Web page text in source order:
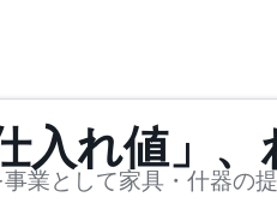
入れ値」、
業として家具・什器の